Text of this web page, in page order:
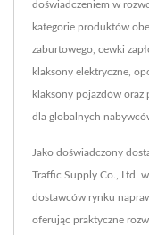
doświadczeniem w
kategorie produktów
zaburtowego, cewki
klaksony elektryczne,
klaksony pojazdów
dla globalnych
Jako doświadczony
Traffic Supply Co., Ltd.
dostawców rynku
oferując praktyczne